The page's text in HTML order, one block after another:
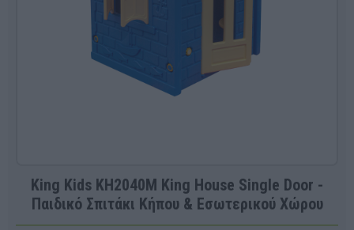
King Kids KH2040M King House Single Door -
Παιδικό Σπιτάκι Κήπου & Εσωτερικού Χώρου